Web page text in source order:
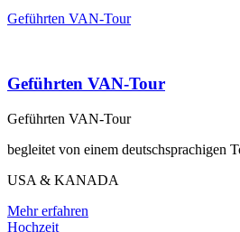
Geführten VAN-Tour
Geführten VAN-Tour
Geführten VAN-Tour
begleitet von einem deutschsprachigen
USA & KANADA
Mehr erfahren
Hochzeit